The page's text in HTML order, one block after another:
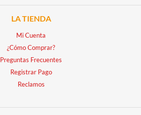
LA TIENDA
Mi Cuenta
¿Cómo Comprar?
Preguntas Frecuentes
Registrar Pago
Reclamos